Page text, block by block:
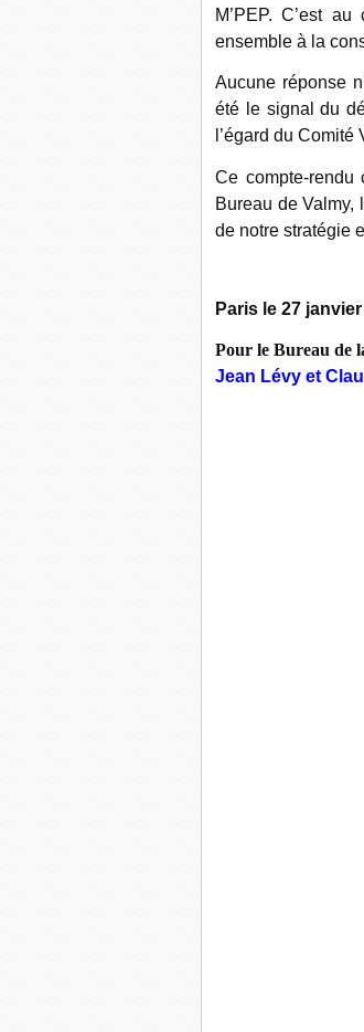
M’PEP. C’est
ensemble à la
Aucune réponse
été le signal du
l’égard du Comité
Ce compte-
Bureau de Valmy,
de notre stratégie
Paris le 27
Pour le Bureau de
Jean Lévy et